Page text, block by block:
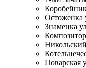
Остоженка
Знаменка
Поварская